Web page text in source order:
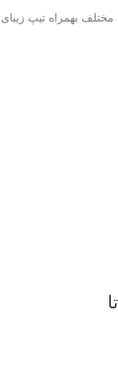
بهمراه تیپ زیبای